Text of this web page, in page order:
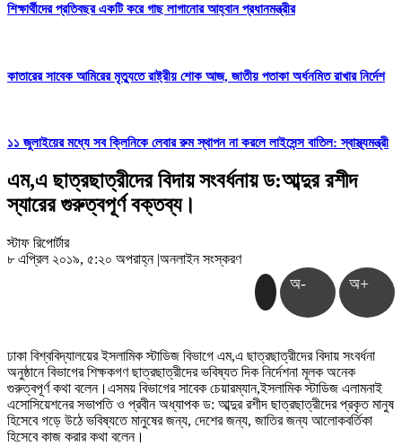
শিক্ষার্থীদের প্রতিবছর একটি করে গাছ লাগানোর আহ্বান প্রধানমন্ত্রীর
কাতারের সাবেক আমিরের মৃত্যুতে রাষ্ট্রীয় শোক আজ, জাতীয় পতাকা অর্ধনমিত রাখার নির্দেশ
১১ জুলাইয়ের মধ্যে সব ক্লিনিকে লেবার রুম স্থাপন না করলে লাইসেন্স বাতিল: স্বাস্থ্যমন্ত্রী
এম,এ ছাত্রছাত্রীদের বিদায় সংবর্ধনায় ড:আব্দুর রশীদ
স্যারের গুরুত্বপূর্ণ বক্তব্য।
স্টাফ রিপোর্টার
৮ এপ্রিল ২০১৯, ৫:২০ অপরাহ্ন |অনলাইন সংস্করণ
অ- অ+
ঢাকা বিশ্ববিদ্যালয়ের ইসলামিক স্টাডিজ বিভাগে এম,এ ছাত্রছাত্রীদের বিদায় সংবর্ধনা
অনুষ্ঠানে বিভাগের শিক্ষকগণ ছাত্রছাত্রীদের ভবিষ্যত দিক নির্দেশনা মূলক অনেক
গুরুত্বপূর্ণ কথা বলেন।এসময় বিভাগের সাবেক চেয়ারম্যান,ইসলামিক স্টাডিজ এলামনাই
এসোসিয়েশনের সভাপতি ও প্রবীন অধ্যাপক ড: আব্দুর রশীদ ছাত্রছাত্রীদের প্রকৃত মানুষ
হিসেবে গড়ে উঠে ভবিষ্যতে মানুষের জন্য, দেশের জন্য, জাতির জন্য আলোকবর্তিকা
হিসেবে কাজ করার কথা বলেন।